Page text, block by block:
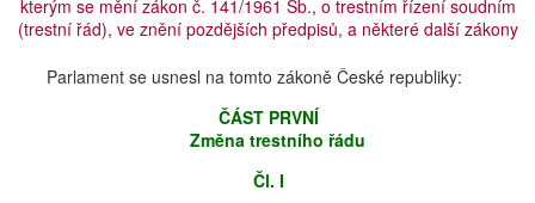
kterým se mění zákon č. 141/1961 Sb., o trestním řízení soudním
(trestní řád), ve znění pozdějších předpisů, a některé další zákony
Parlament se usnesl na tomto zákoně České republiky:
ČÁST PRVNÍ
Změna trestního řádu
Čl. I